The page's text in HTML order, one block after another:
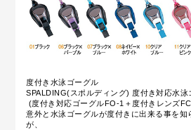
度付き水泳ゴーグル
SPALDING(スポルディング) 度付き対応水
(度付き対応ゴーグルFO-1＋度付きレンズ
意外と水泳ゴーグルが度付きに出来る事を知
が、